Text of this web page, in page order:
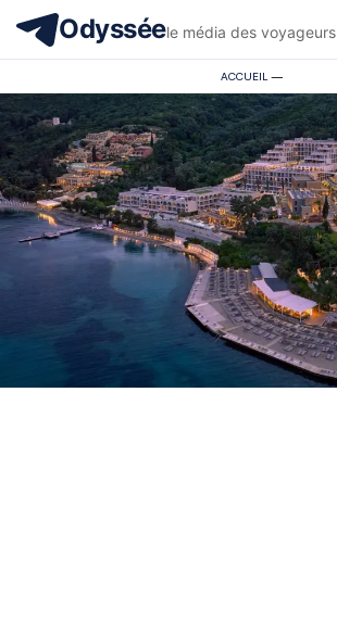
Odysséele média des voyageurs
ACCUEIL —